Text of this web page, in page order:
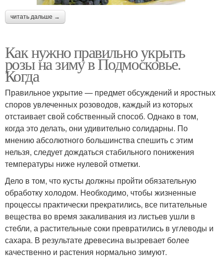
читать дальше →
Как нужно правильно укрыть
розы на зиму в Подмосковье.
Когда
Правильное укрытие — предмет обсуждений и яростных
споров увлеченных розоводов, каждый из которых
отстаивает свой собственный способ. Однако в том,
когда это делать, они удивительно солидарны. По
мнению абсолютного большинства спешить с этим
нельзя, следует дождаться стабильного понижения
температуры ниже нулевой отметки.
Дело в том, что кусты должны пройти обязательную
обработку холодом. Необходимо, чтобы жизненные
процессы практически прекратились, все питательные
вещества во время закаливания из листьев ушли в
стебли, а растительные соки превратились в углеводы и
сахара. В результате древесина вызревает более
качественно и растения нормально зимуют.